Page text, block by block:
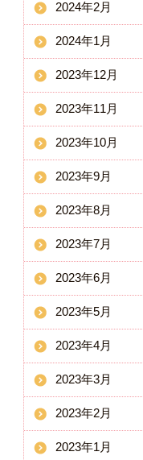
2024年2月
2024年1月
2023年12月
2023年11月
2023年10月
2023年9月
2023年8月
2023年7月
2023年6月
2023年5月
2023年4月
2023年3月
2023年2月
2023年1月